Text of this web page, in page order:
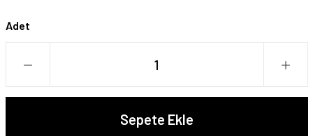
Adet
Sepete Ekle